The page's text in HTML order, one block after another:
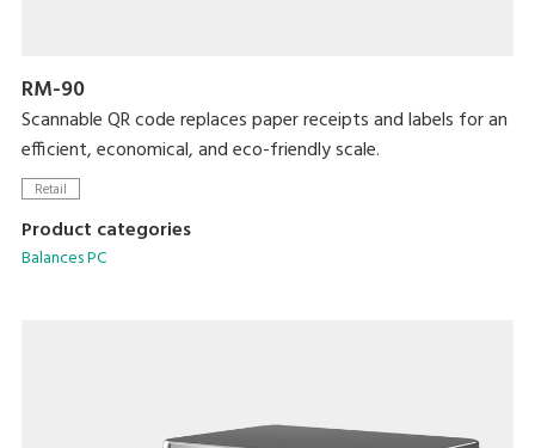
RM-90
Scannable QR code replaces paper receipts and labels for an
efficient, economical, and eco-friendly scale.
Retail
Product categories
Balances PC